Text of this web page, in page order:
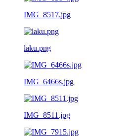
IMG_8517.jpg
laku.png
IMG_6466s.jpg
IMG_8511.jpg